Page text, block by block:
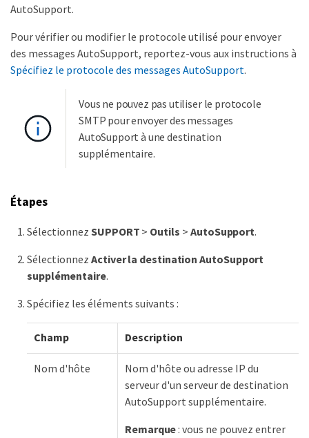
AutoSupport.
Pour vérifier ou modifier le protocole utilisé pour envoyer
des messages AutoSupport, reportez-vous aux instructions à
Spécifiez le protocole des messages AutoSupport.
Vous ne pouvez pas utiliser le protocole
SMTP pour envoyer des messages
AutoSupport à une destination
supplémentaire.
Étapes
Sélectionnez SUPPORT > Outils > AutoSupport.
Sélectionnez Activer la destination AutoSupport
supplémentaire.
Spécifiez les éléments suivants :
Champ Description
Nom d'hôte
Nom d'hôte ou adresse IP du
serveur d'un serveur de destination
AutoSupport supplémentaire.
Remarque: vous ne pouvez entrer